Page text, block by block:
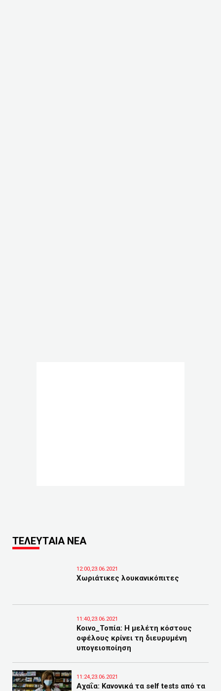
ΤΕΛΕΥΤΑΙΑ ΝΕΑ
12:00,23.06.2021
Χωριάτικες λουκανικόπιτες
11:40,23.06.2021
Κοινο_Τοπία: Η μελέτη κόστους
οφέλους κρίνει τη διευρυμένη
υπογειοποίηση
11:24,23.06.2021
Αχαΐα: Κανονικά τα self tests από τα